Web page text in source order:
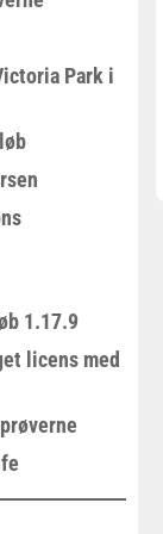
Park i
1.17.9
licens med